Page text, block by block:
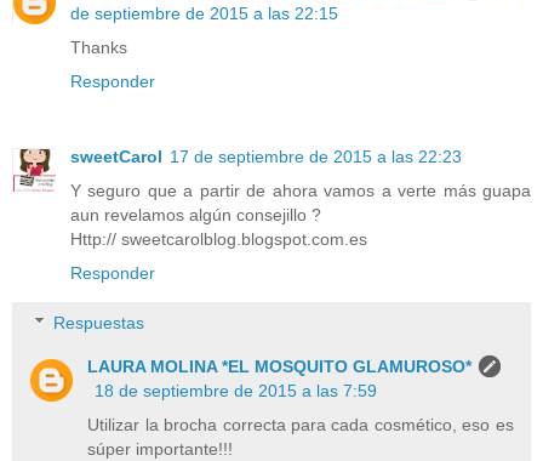
de septiembre de 2015 a las 22:15
Thanks
Responder
sweetCarol 17 de septiembre de 2015 a las 22:23
Y seguro que a partir de ahora vamos a verte más guapa
aun revelamos algún consejillo ?
Http:// sweetcarolblog.blogspot.com.es
Responder
Respuestas
LAURA MOLINA *EL MOSQUITO GLAMUROSO*
18 de septiembre de 2015 a las 7:59
Utilizar la brocha correcta para cada cosmético, eso es
súper importante!!!